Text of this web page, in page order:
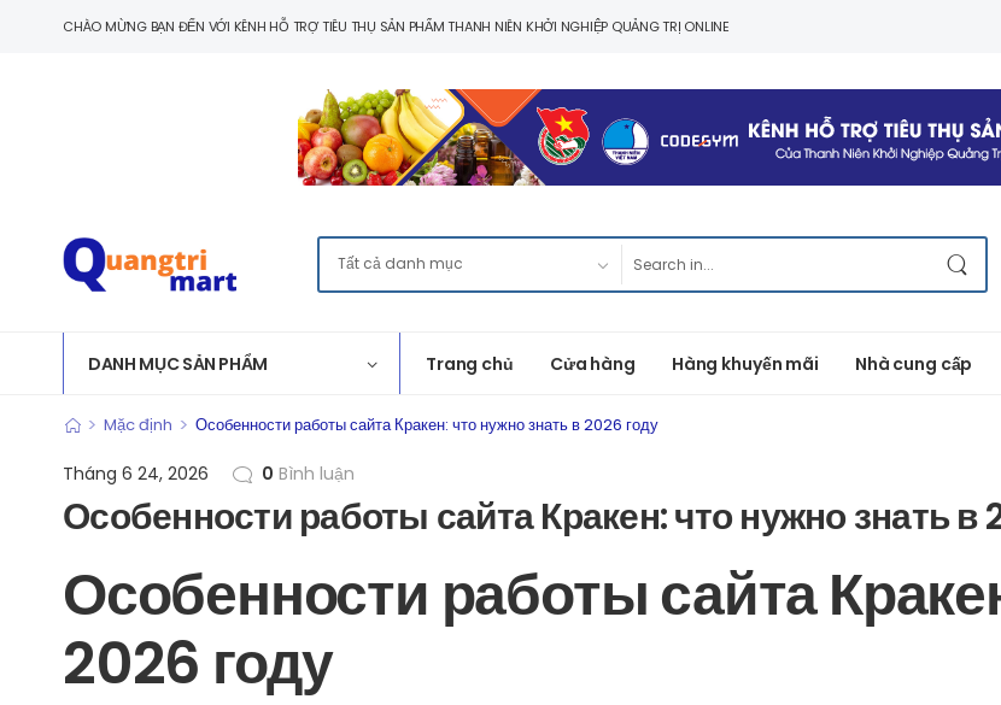
CHÀO MỪNG BẠN ĐẾN VỚI KÊNH HỖ TRỢ TIÊU THỤ SẢN PHẨM THANH NIÊN KHỞI NGHIỆP QUẢNG TRỊ ONLINE
DANH MỤC SẢN PHẨM Trang chủ Cửa hàng Hàng khuyến mãi Nhà cung cấp
> Mặc định > Особенности работы сайта Кракен: что нужно знать в 2026 году
Tháng 6 24, 2026 0 Bình luận
Особенности работы сайта Кракен: что нужно знать в
Особенности работы сайта
2026 году